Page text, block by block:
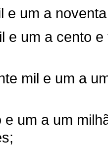
e um a
e um a cento
mil e um a
e um a um